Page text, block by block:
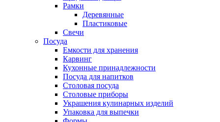
Рамки
Деревянные
Пластиковые
Свечи
Посуда
Емкости для хранения
Карвинг
Кухонные принадлежности
Посуда для напитков
Столовая посуда
Столовые приборы
Украшения кулинарных изделий
Упаковка для выпечки